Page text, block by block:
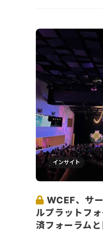
インサイト
WCEF、サ
ルプラットフ
済フォーラム